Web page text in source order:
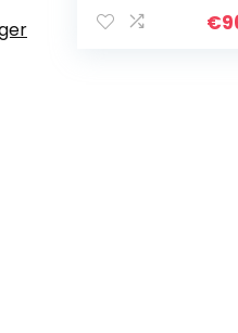
wasserdichte
€